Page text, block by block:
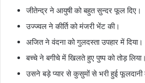
जीतेन्द्र ने आयुषी को बहुत सुन्दर फूल दिए।
उज्ज्वल ने कीर्ति को मंजरी भेंट की।
अजित ने वंदना को गुलदस्ता उपहार में दिया।
बच्चे ने बगीचे में खिलते हुए पुष्प को तोड़ लिया।
उसने बड़े प्यार से कुसुमों से भरी हुई फूलदानी